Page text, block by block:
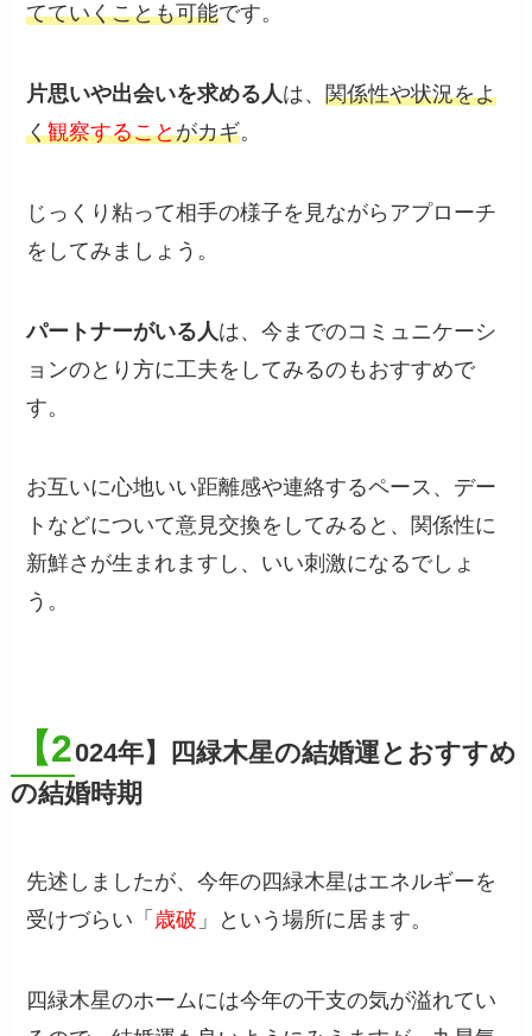
てていくことも可能です。
片思いや出会いを求める人 は、関係性や状況をよ
く観察することがカギ。
じっくり粘って相手の様子を見ながらアプローチ
をしてみましょう。
パートナーがいる人 は、今までのコミュニケーシ
ョンのとり方に工夫をしてみるのもおすすめで
す。
お互いに心地いい距離感や連絡するペース、デー
トなどについて意見交換をしてみると、関係性に
新鮮さが生まれますし、いい刺激になるでしょ
う。
【2024年】四緑木星の結婚運とおすすめ
の結婚時期
先述しましたが、今年の四緑木星はエネルギーを
受けづらい「 歳破 」という場所に居ます。
四緑木星のホームには今年の干支の気が溢れてい